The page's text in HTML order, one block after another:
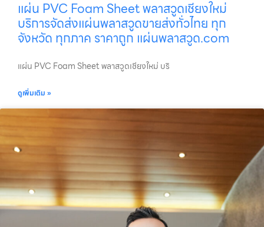
แผ่น PVC Foam Sheet พลาสวูดเชียงใหม่
บริการจัดส่งแผ่นพลาสวูดขายส่งทั่วไทย ทุก
จังหวัด ทุกภาค ราคาถูก แผ่นพลาสวูด.com
แผ่น PVC Foam Sheet พลาสวูดเชียงใหม่ บริ
ดูเพิ่มเติม »